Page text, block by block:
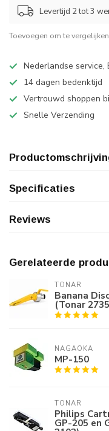
Levertijd 2 tot 3
Toevoegen om te vergelijken
Nederlandse
14 dagen bedenktijd
Vertrouwd shoppen
Snelle Verzending
Specificaties
Reviews
Gerelateerde
TONAR
Banana
(Tonar
NAGAOKA
MP-150
TONAR
Philips
GP-205 en